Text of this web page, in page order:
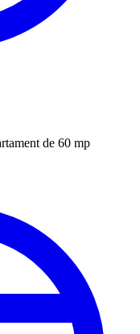
de 60 mp